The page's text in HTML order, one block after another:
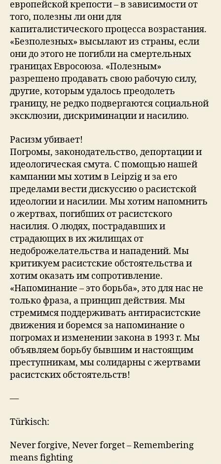
европейской крепости – в зависимости от
того, полезны ли они для
капиталистического процесса возрастания.
«Безполезных» высылают из страны, если
они до этого не погибли на смертельных
границах Евросоюза. «Полезным»
разрешено продавать свою рабочую силу,
другие, которым удалось преодолеть
границу, не редко подвергаются социальной
эксклюзии, дискриминации и насилию.
Расизм убивает!
Погромы, законодательство, депортации и
идеологическая смута. С помощью нашей
кампании мы хотим в Leipzig и за его
пределами вести дискуссию о расистской
идеологии и насилии. Мы хотим напомнить
о жертвах, погибших от расистского
насилия. О людях, пострадавших и
страдающих в их жилищах от
недоброжелательства и нападений. Мы
критикуем расистские обстоятельства и
хотим оказать им сопротивление.
«Напоминание – это борьба», это для нас не
только фраза, а принцип действия. Мы
стремимся поддерживать антирасистские
движения и боремся за напоминание о
погромах и изменении закона в 1993 г. Мы
объявляем борьбу бывшим и настоящим
преступникам, мы солидарны с жертвами
расистских обстоятельств!
—
Türkisch:
Never forgive, Never forget – Remembering
means fighting